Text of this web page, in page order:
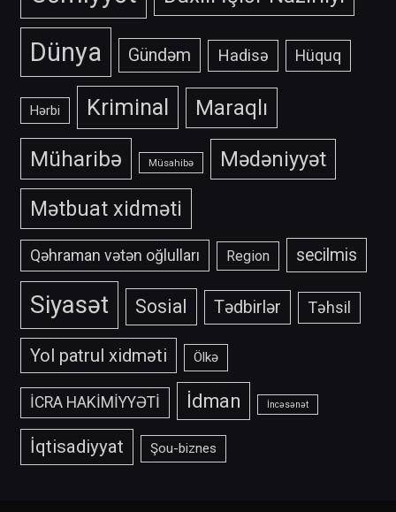
Dünya Gündəm Hadisə Hüquq
Hərbi Kriminal Maraqlı
Müharibə Müsahibə
Mədəniyyət
Mətbuat xidməti
Qəhraman vətən oğlulları Region secilmis
Siyasət Sosial Tədbirlər Təhsil
Yol patrul xidməti Ölkə
İCRA HAKİMİYYƏTİ İdman İncəsənət
İqtisadiyyat Şou-biznes